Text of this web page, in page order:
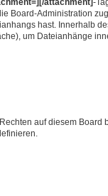
attachment] -
Board-Administration
hast. Innerhalb
um Dateianhänge
auf diesem Board